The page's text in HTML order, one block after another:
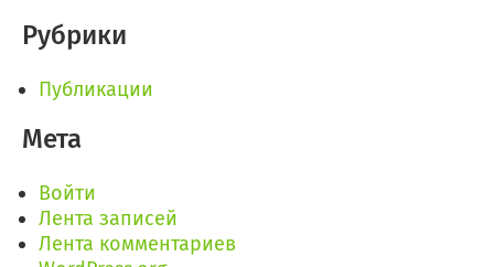
Рубрики
Публикации
Мета
Войти
Лента записей
Лента комментариев